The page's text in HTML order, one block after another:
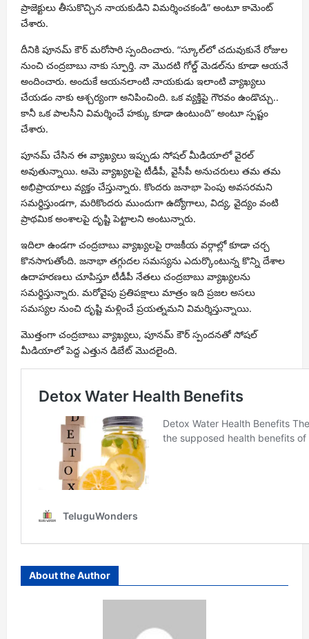
ప్రాజెక్టులు తీసుకొచ్చిన నాయకుడిని విమర్శించకండి” అంటూ కామెంట్
చేశారు.
దీనికి పూనమ్ కౌర్ మరోసారి స్పందించారు. “స్కూల్‌లో చదువుకునే రోజుల
నుంచి చంద్రబాబు నాకు స్ఫూర్తి. నా మొదటి గోల్డ్ మెడల్‌ను కూడా ఆయనే
అందించారు. అందుకే ఆయనలాంటి నాయకుడు ఇలాంటి వ్యాఖ్యలు
చేయడం నాకు ఆశ్చర్యంగా అనిపించింది. ఒక వ్యక్తిపై గౌరవం ఉండొచ్చు..
కానీ ఒక పాలసీని విమర్శించే హక్కు కూడా ఉంటుంది” అంటూ స్పష్టం
చేశారు.
పూనమ్ చేసిన ఈ వ్యాఖ్యలు ఇప్పుడు సోషల్ మీడియాలో వైరల్
అవుతున్నాయి. ఆమె వ్యాఖ్యలపై టీడీపీ, వైసీపీ అనుచరులు తమ తమ
అభిప్రాయాలు వ్యక్తం చేస్తున్నారు. కొందరు జనాభా పెంపు అవసరమని
సమర్థిస్తుండగా, మరికొందరు ముందుగా ఉద్యోగాలు, విద్య, వైద్యం వంటి
ప్రాథమిక అంశాలపై దృష్టి పెట్టాలని అంటున్నారు.
ఇదిలా ఉండగా చంద్రబాబు వ్యాఖ్యలపై రాజకీయ వర్గాల్లో కూడా చర్చ
కొనసాగుతోంది. జనాభా తగ్గుదల సమస్యను ఎదుర్కొంటున్న కొన్ని దేశాల
ఉదాహరణలు చూపిస్తూ టీడీపీ నేతలు చంద్రబాబు వ్యాఖ్యలను
సమర్థిస్తున్నారు. మరోవైపు ప్రతిపక్షాలు మాత్రం ఇది ప్రజల అసలు
సమస్యల నుంచి దృష్టి మళ్లించే ప్రయత్నమని విమర్శిస్తున్నాయి.
మొత్తంగా చంద్రబాబు వ్యాఖ్యలు, పూనమ్ కౌర్ స్పందనతో సోషల్
మీడియాలో పెద్ద ఎత్తున డిబేట్ మొదలైంది.
About the Author